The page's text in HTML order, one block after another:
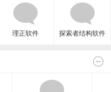
理正软件 探索者结构软件